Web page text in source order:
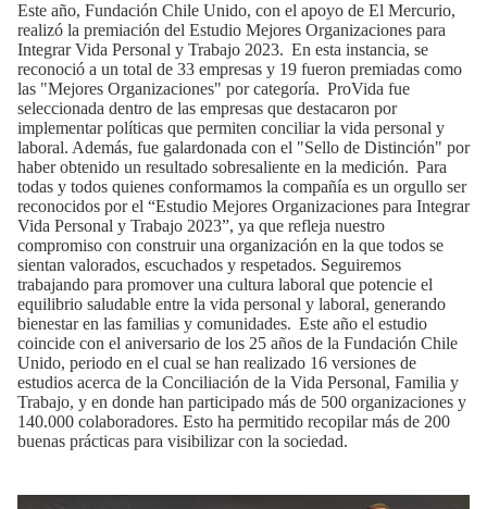
Este año, Fundación Chile Unido, con el apoyo de El Mercurio,
realizó la premiación del Estudio Mejores Organizaciones para
Integrar Vida Personal y Trabajo 2023. En esta instancia, se
reconoció a un total de 33 empresas y 19 fueron premiadas como
las "Mejores Organizaciones" por categoría. ProVida fue
seleccionada dentro de las empresas que destacaron por
implementar políticas que permiten conciliar la vida personal y
laboral. Además, fue galardonada con el "Sello de Distinción" por
haber obtenido un resultado sobresaliente en la medición. Para
todas y todos quienes conformamos la compañía es un orgullo ser
reconocidos por el “Estudio Mejores Organizaciones para Integrar
Vida Personal y Trabajo 2023”, ya que refleja nuestro
compromiso con construir una organización en la que todos se
sientan valorados, escuchados y respetados. Seguiremos
trabajando para promover una cultura laboral que potencie el
equilibrio saludable entre la vida personal y laboral, generando
bienestar en las familias y comunidades. Este año el estudio
coincide con el aniversario de los 25 años de la Fundación Chile
Unido, periodo en el cual se han realizado 16 versiones de
estudios acerca de la Conciliación de la Vida Personal, Familia y
Trabajo, y en donde han participado más de 500 organizaciones y
140.000 colaboradores. Esto ha permitido recopilar más de 200
buenas prácticas para visibilizar con la sociedad.